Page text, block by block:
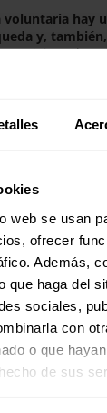
web se usan
ofrecer
Además,
que haga del
sociales,
con
o que
de sus
voluntaria hay
y,
su viaje a
trabaja, donde
junto a alguna
VOLPA»,
la pena el